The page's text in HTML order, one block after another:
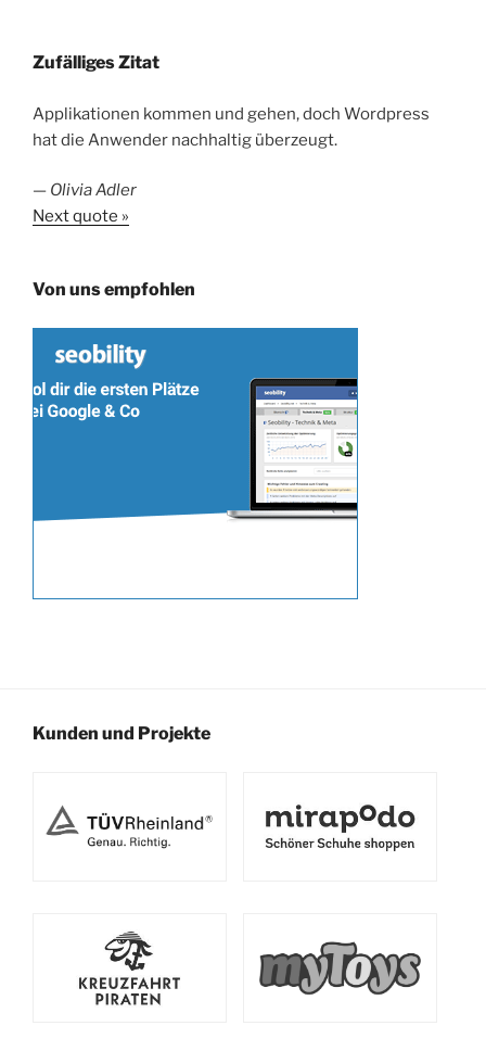
Zufälliges Zitat
Applikationen kommen und gehen, doch Wordpress
hat die Anwender nachhaltig überzeugt.
— Olivia Adler
Next quote »
Von uns empfohlen
Kunden und Projekte